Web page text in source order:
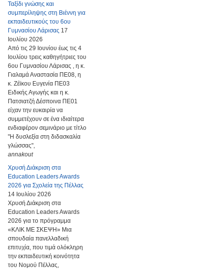
Ταξίδι γνώσης και
συμπερίληψης στη Βιέννη για
εκπαιδευτικούς του 6ου
Γυμνασίου Λάρισας 17
Ιουλίου 2026
Από τις 29 Ιουνίου έως τις 4
Ιουλίου τρεις καθηγήτριες του
6ου Γυμνασίου Λάρισας , η κ.
Γιαλαμά Αναστασία ΠΕ08, η
κ. Ζέϊκου Ευγενία ΠΕ03
Ειδικής Αγωγής και η κ.
Πατσιατζή Δέσποινα ΠΕ01
είχαν την ευκαιρία να
συμμετέχουν σε ένα ιδιαίτερα
ενδιαφέρον σεμινάριο με τίτλο
"Η δυσλεξία στη διδασκαλία
γλώσσας",
annakout
Χρυσή Διάκριση στα
Education Leaders Awards
2026 για Σχολεία της Πέλλας
14 Ιουλίου 2026
Χρυσή Διάκριση στα
Education Leaders Awards
2026 για το πρόγραμμα
«ΚΛΙΚ ΜΕ ΣΚΕΨΗ» Μια
σπουδαία πανελλαδική
επιτυχία, που τιμά ολόκληρη
την εκπαιδευτική κοινότητα
του Νομού Πέλλας,